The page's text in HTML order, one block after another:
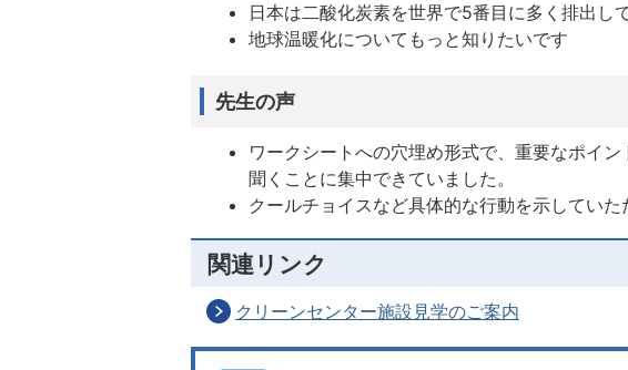
日本は二酸化炭素を世界で5番目に多く排出し
地球温暖化についてもっと知りたいです
先生の声
ワークシートへの穴埋め形式で、重要なポイ
聞くことに集中できていました。
クールチョイスなど具体的な行動を示していた
関連リンク
クリーンセンター施設見学のご案内